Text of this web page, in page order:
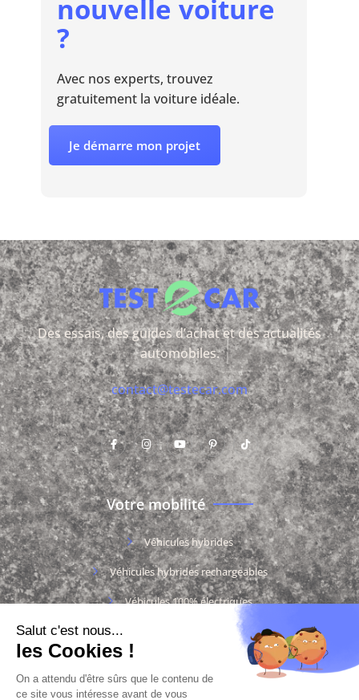
nouvelle voiture
?
Avec nos experts, trouvez
gratuitement la voiture idéale.
Je démarre mon projet
Des essais, des guides d’achat et des actualités
automobiles.
contact@testecar.com
Votre mobilité
Véhicules hybrides
Véhicules hybrides rechargeables
Véhicules 100% électriques
Véhicules thermiques
Documentation